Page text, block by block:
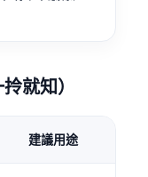
就知）
建議用途